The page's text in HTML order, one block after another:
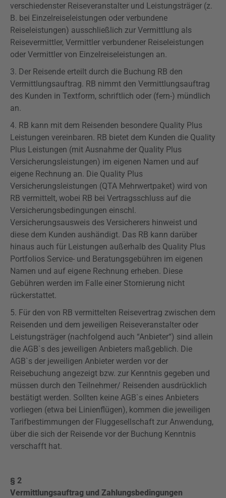
verschiedenster Reiseveranstalter und Leistungsträger (z.
B. bei Einzelreiseleistungen oder verbundene
Reiseleistungen) ausschließlich zur Vermittlung als
Reisevermittler, Vermittler verbundener Reiseleistungen
oder Vermittler von Einzelreiseleistungen an.
3. Der Reisende erteilt durch die Buchung RB den
Vermittlungsauftrag. RB nimmt den Vermittlungsauftrag
des Kunden in Textform, schriftlich oder (fern-) mündlich
an.
4. RB kann mit dem Reisenden besondere Quality Plus
Leistungen vereinbaren. RB bietet dem Kunden die Quality
Plus Leistungen (mit Ausnahme der Quality Plus
Versicherungsleistungen) im eigenen Namen und auf
eigene Rechnung an. Die Quality Plus
Versicherungsleistungen (QTA Mehrwertpaket) wird von
RB vermittelt, wobei RB bei Vertragsschluss auf die
Versicherungsbedingungen einschl.
Versicherungsausweis des Versicherers hinweist und
diese dem Kunden aushändigt. Das RB kann darüber
hinaus auch für Leistungen außerhalb des Quality Plus
Portfolios Service- und Beratungsgebühren im eigenen
Namen und auf eigene Rechnung erheben. Diese
Gebühren werden im Falle einer Stornierung nicht
rückerstattet.
5. Für den von RB vermittelten Reisevertrag zwischen dem
Reisenden und dem jeweiligen Reiseveranstalter oder
Leistungsträger (nachfolgend auch “Anbieter“) sind allein
die AGB`s des jeweiligen Anbieters maßgeblich. Die
AGB`s der jeweiligen Anbieter werden vor der
Reisebuchung angezeigt bzw. zur Kenntnis gegeben und
müssen durch den Teilnehmer/ Reisenden ausdrücklich
bestätigt werden. Sollten keine AGB`s eines Anbieters
vorliegen (etwa bei Linienflügen), kommen die jeweiligen
Tarifbestimmungen der Fluggesellschaft zur Anwendung,
über die sich der Reisende vor der Buchung Kenntnis
verschafft hat.
§ 2
Vermittlungsauftrag und Zahlungsbedingungen